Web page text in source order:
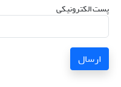
پست الکترونیکی
ارسال